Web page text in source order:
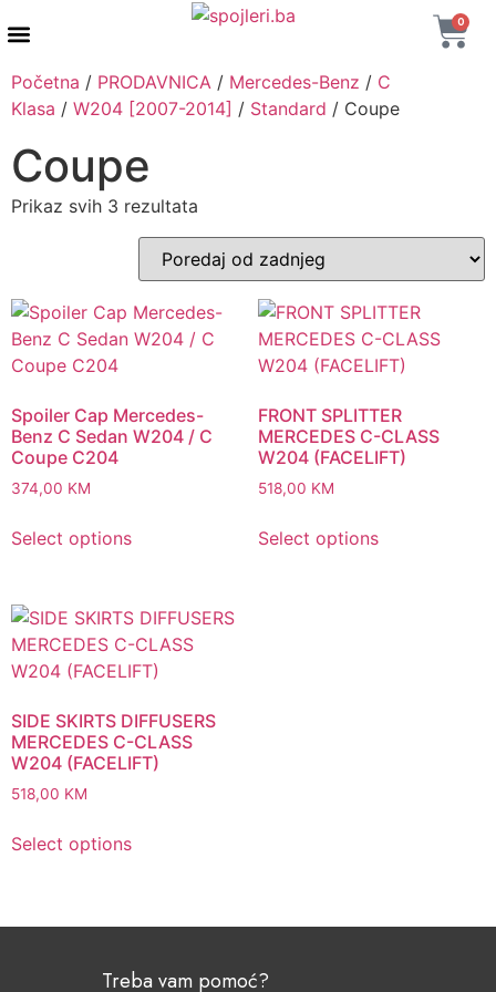
0
Početna / PRODAVNICA / Mercedes-Benz / C
Klasa / W204 [2007-2014] / Standard / Coupe
Coupe
Prikaz svih 3 rezultata
Spoiler Cap Mercedes-
Benz C Sedan W204 / C
Coupe C204
374,00 KM
Select options
FRONT SPLITTER
MERCEDES C-CLASS
W204 (FACELIFT)
518,00 KM
Select options
SIDE SKIRTS DIFFUSERS
MERCEDES C-CLASS
W204 (FACELIFT)
518,00 KM
Select options
Treba vam pomoć?